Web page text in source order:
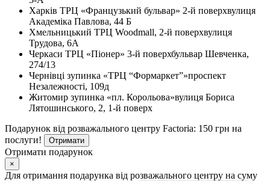
Харків ТРЦ «Французький бульвар» 2-й поверхвулиця
Академіка Павлова, 44 Б
Хмельницький ТРЦ Woodmall, 2-й поверхвулиця
Трудова, 6А
Черкаси ТРЦ «Піонер» 3-й поверхбульвар Шевченка,
274/13
Чернівці зупинка «ТРЦ “Формаркет”»проспект
Незалежності, 109д
Житомир зупинка «пл. Корольова»вулиця Бориса
Лятошинського, 2, 1-й поверх
Подарунок від розважального центру Factoria: 150 грн на
послуги!
Отримати
Отримати подарунок
×
Для отримання подарунка від розважального центру на суму